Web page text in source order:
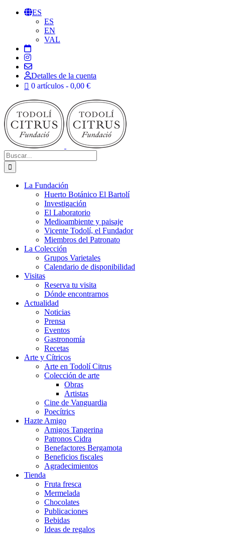
Saltar
ES
ES
EN
VAL
Detalles de la cuenta
0 artículos
0,00 €
Buscar:
La Fundación
Huerto Botánico El Bartolí
Investigación
El Laboratorio
Medioambiente y paisaje
Vicente Todolí, el Fundador
Miembros del Patronato
La Colección
Grupos Varietales
Calendario de disponibilidad
Visitas
Reserva tu visita
Dónde encontrarnos
Actualidad
Noticias
Prensa
Eventos
Gastronomía
Recetas
Arte y Cítricos
Arte en Todolí Citrus
Colección de arte
Obras
Artistas
Cine de Vanguardia
Poecítrics
Hazte Amigo
Amigos Tangerina
Patronos Cidra
Benefactores Bergamota
Beneficios fiscales
Agradecimientos
Tienda
Fruta fresca
Mermelada
Chocolates
Publicaciones
Bebidas
Ideas de regalos